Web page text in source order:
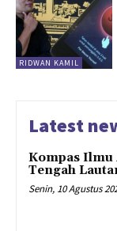
RIDWAN KAMIL
Latest
Kompas Ilmu
Tengah
Senin, 10 Agustus